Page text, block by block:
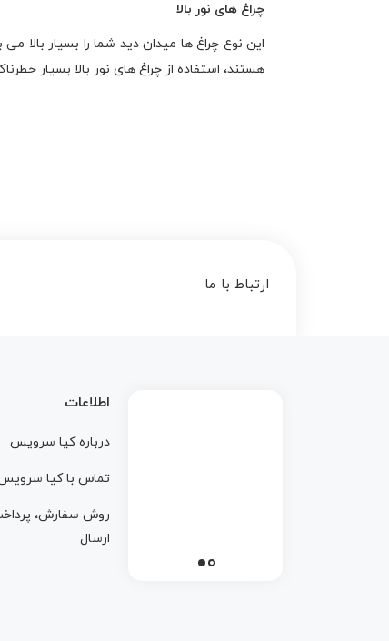
چراغ های نور بالا
این نوع چراغ ها میدان دید شما را بسیار بالا
هستند، استفاده از چراغ های نور بالا بسیار
ارتباط با ما
اطلاعات
درباره کيا سرويس
تماس با کيا
روش سفارش،
ارسال